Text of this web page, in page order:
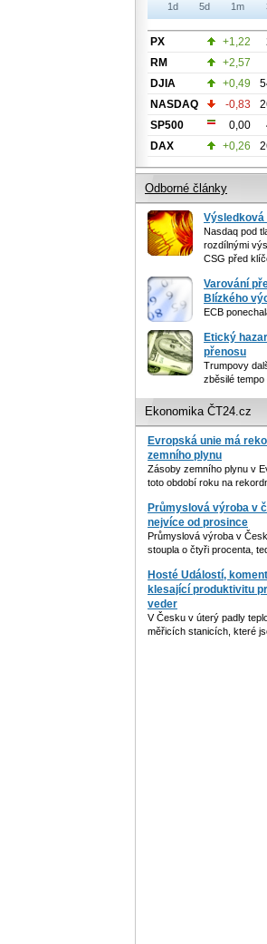
1d 5d 1m
PX +1,22
RM
+2,57
DJIA
+0,49
NASDAQ
-0,83
SP500
0,00
DAX
+0,26
Odborné články
Výsledková
Nasdaq pod
rozdílnými
CSG před
Varování
Blízkého
ECB
Etický
přenosu
Trumpovy
zběsilé
Ekonomika ČT24.cz
Evropská unie má
zemního plynu
Zásoby zemního plynu v
toto období roku na
Průmyslová výroba v
nejvíce od prosince
Průmyslová výroba v
stoupla o čtyři procenta,
Hosté Událostí,
klesající produktivitu
veder
V Česku v úterý padly
měřicích stanicích, které